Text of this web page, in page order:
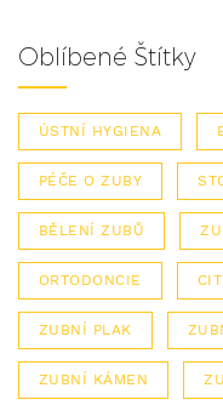
Oblíbené Štítky
ÚSTNÍ HYGIENA
PÉČE O ZUBY
BĚLENÍ ZUBŮ
ORTODONCIE
ZUBNÍ PLAK
ZUBNÍ KÁMEN